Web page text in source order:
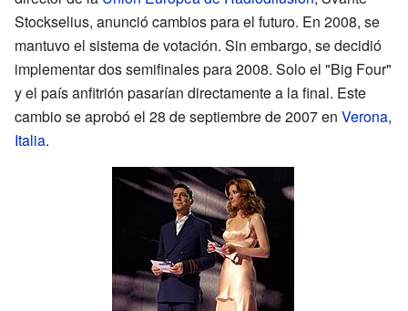
Stockselius, anunció cambios para el futuro. En 2008, se
mantuvo el sistema de votación. Sin embargo, se decidió
implementar dos semifinales para 2008. Solo el "Big Four"
y el país anfitrión pasarían directamente a la final. Este
cambio se aprobó el 28 de septiembre de 2007 en Verona,
Italia.